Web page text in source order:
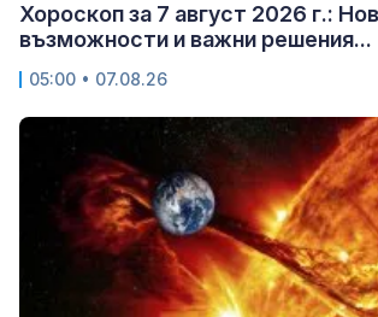
Хороскоп за 7 август 2026 г.:
възможности и важни решения...
05:00 • 07.08.26